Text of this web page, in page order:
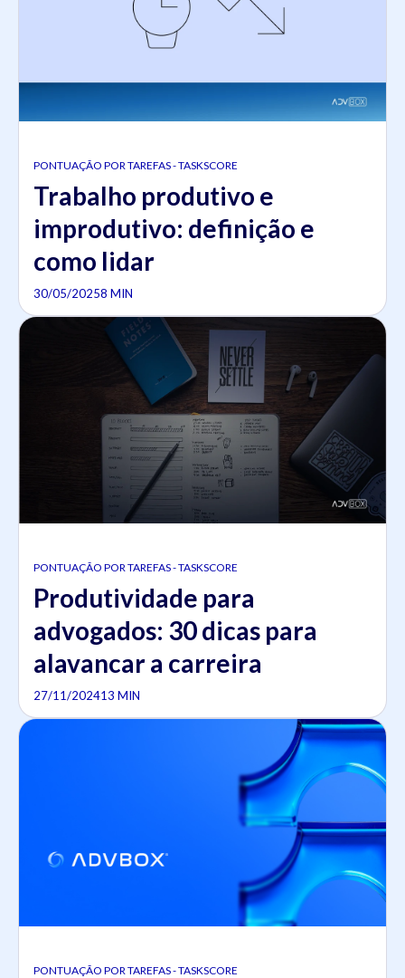
PONTUAÇÃO POR TAREFAS - TASKSCORE
Trabalho produtivo e
improdutivo: definição e
como lidar
30/05/20258 MIN
PONTUAÇÃO POR TAREFAS - TASKSCORE
Produtividade para
advogados: 30 dicas para
alavancar a carreira
27/11/202413 MIN
PONTUAÇÃO POR TAREFAS - TASKSCORE